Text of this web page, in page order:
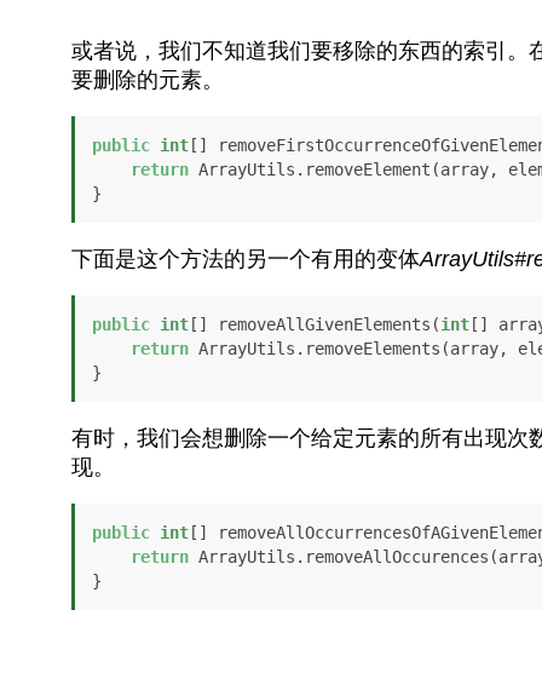
或者说，我们不知道我们要移除的东西的索引。
要删除的元素。
public int[]
return ArrayUtils.removeElement(array,
}
下面是这个方法的另一个有用的变体
public int[] removeAllGivenElements(int[]
return ArrayUtils.removeElements(array,
}
有时，我们会想删除一个给定元素的所有出现次
现。
public int[]
return
}